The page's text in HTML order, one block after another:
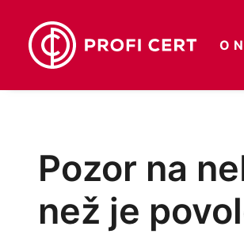
O
Pozor na
než je